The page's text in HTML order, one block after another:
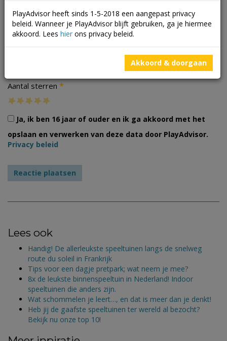
Aantal sterren *
Ja, ik ben 16 jaar of ouder en ik ga akkoord met het
opslaan en verwerken van deze data door PlayAdvisor.
Privacy beleid
Lees ook
Handig! De allerleukste speeltuinen langs de snelweg
route du soleil in Frankrijk
Tips voor een dagje pretpark; wat neem je mee?
8x de leukste binnenspeeltuin in Nederland! Indoor
speeltuinen die anders zijn.
Wat schommelen je leert…, en dat is meer dan je denkt!
Heb jij de gaafste speeltuinen ter wereld al bezocht?
Bekijk nu onze top 10!
PlayAdvisor heeft sinds 1-5-2018 een aangepast privacy
beleid. Wanneer je PlayAdvisor blijft gebruiken, ga je hiermee
akkoord. Lees hier ons privacy beleid.
Akkoord & doorgaan